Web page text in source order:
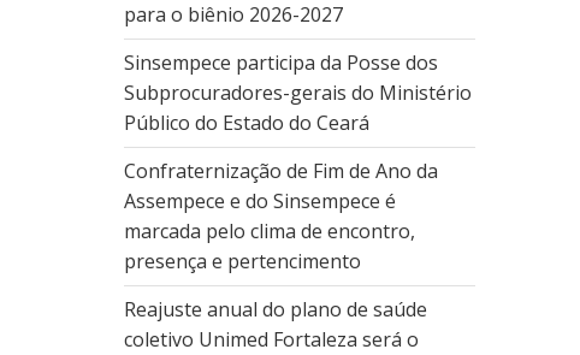
para o biênio 2026-2027
Sinsempece participa da Posse dos
Subprocuradores-gerais do Ministério
Público do Estado do Ceará
Confraternização de Fim de Ano da
Assempece e do Sinsempece é
marcada pelo clima de encontro,
presença e pertencimento
Reajuste anual do plano de saúde
coletivo Unimed Fortaleza será o